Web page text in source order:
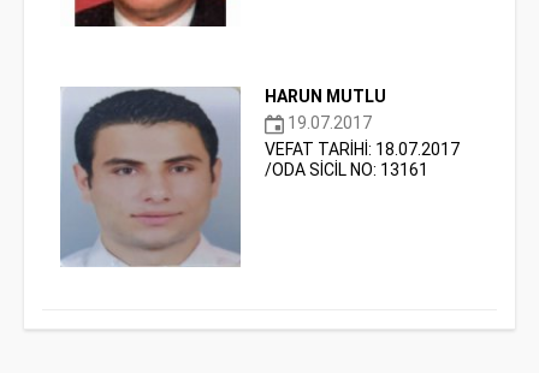
HARUN MUTLU
19.07.2017
VEFAT TARİHİ: 18.07.2017
/ODA SİCİL NO: 13161